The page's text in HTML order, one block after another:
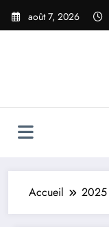
Aller
août 7, 2026
Accueil 2025